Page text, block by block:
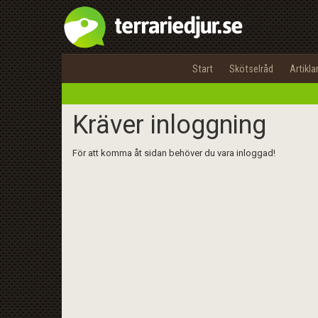
Start Skötselråd Artiklar
Kräver inloggning
För att komma åt sidan behöver du vara inloggad!